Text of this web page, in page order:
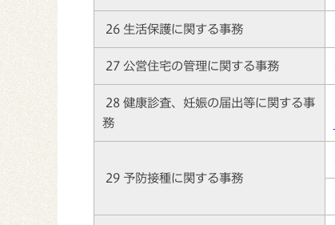
26 生活保護に関する事務
27 公営住宅の管理に関する事務
28 健康診査、妊娠の届出等に関する事
務
29 予防接種に関する事務